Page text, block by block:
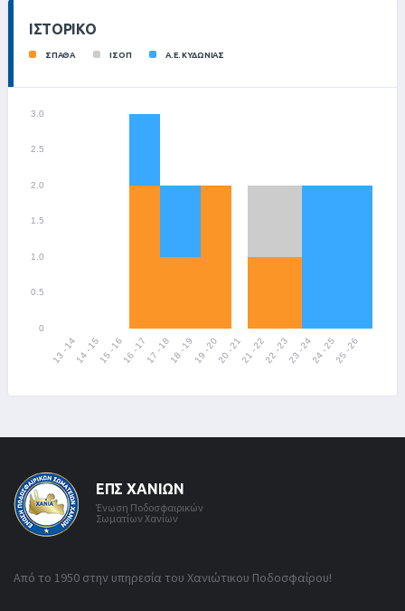
ΙΣΤΟΡΙΚΌ
ΣΠΑΘΑ ΙΣΟΠ Α.Ε. ΚΥΔΩΝΙΑΣ
ΕΠΣ ΧΑΝΊΩΝ
Ένωση Ποδοσφαιρικών
Σωματίων Χανίων
Από το 1950 στην υπηρεσία του Χανιώτικου Ποδοσφαίρου!